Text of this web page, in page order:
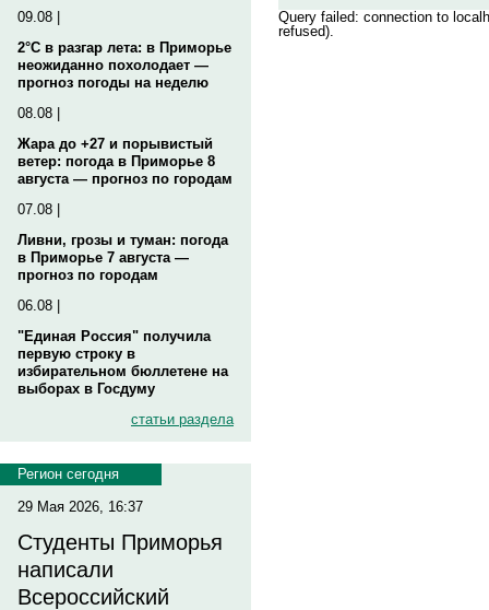
09.08 |
2°C в разгар лета: в Приморье
неожиданно похолодает —
прогноз погоды на неделю
08.08 |
Жара до +27 и порывистый
ветер: погода в Приморье 8
августа — прогноз по городам
07.08 |
Ливни, грозы и туман: погода
в Приморье 7 августа —
прогноз по городам
06.08 |
"Единая Россия" получила
первую строку в
избирательном бюллетене на
выборах в Госдуму
статьи раздела
Регион сегодня
29 Мая 2026, 16:37
Студенты Приморья
написали
Всероссийский
Query failed: connection to
refused).